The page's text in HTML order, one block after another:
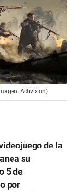
Activision)
de la
su
5 de
por